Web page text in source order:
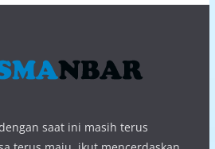
saat ini masih terus